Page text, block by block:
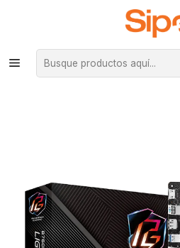
¡Compra hasta mediodía y recibe hoy! De
Santiago. Envío gratis desde $29.990
Inicio Componentes PC Placas
Placa Madre ASRock B760M PG